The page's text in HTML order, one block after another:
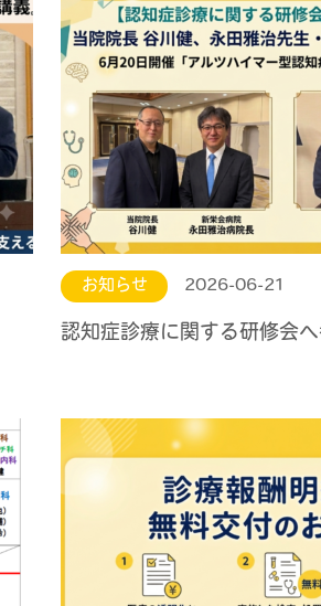
お知らせ 2026-06-21
認知症診療に関する研修会